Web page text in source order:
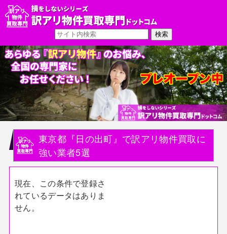
東京都『日の出町』で訳アリ物件買取に
強い業者5選
現在、この条件で登録さ
れているデータはありま
せん。